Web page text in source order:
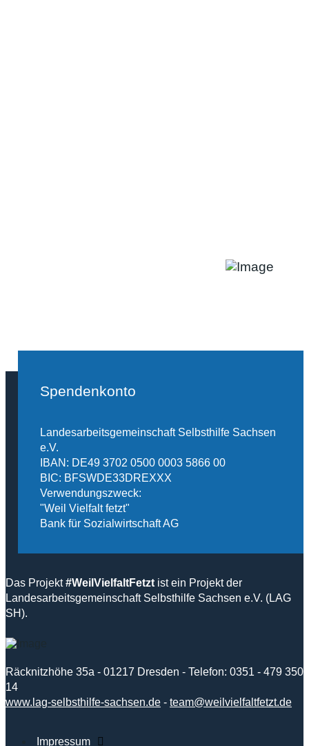
Spendenkonto
Landesarbeitsgemeinschaft Selbsthilfe Sachsen
e.V.
IBAN: DE49 3702 0500 0003 5866 00
BIC: BFSWDE33DREXXX
Verwendungszweck:
"Weil Vielfalt fetzt"
Bank für Sozialwirtschaft AG
Das Projekt#WeilVielfaltFetzt ist ein Projekt der
Landesarbeitsgemeinschaft Selbsthilfe Sachsen e.V. (LAG
SH).
Räcknitzhöhe 35a - 01217 Dresden - Telefon: 0351 - 479 350
14
www.lag-selbsthilfe-sachsen.de - team@weilvielfaltfetzt.de
Impressum